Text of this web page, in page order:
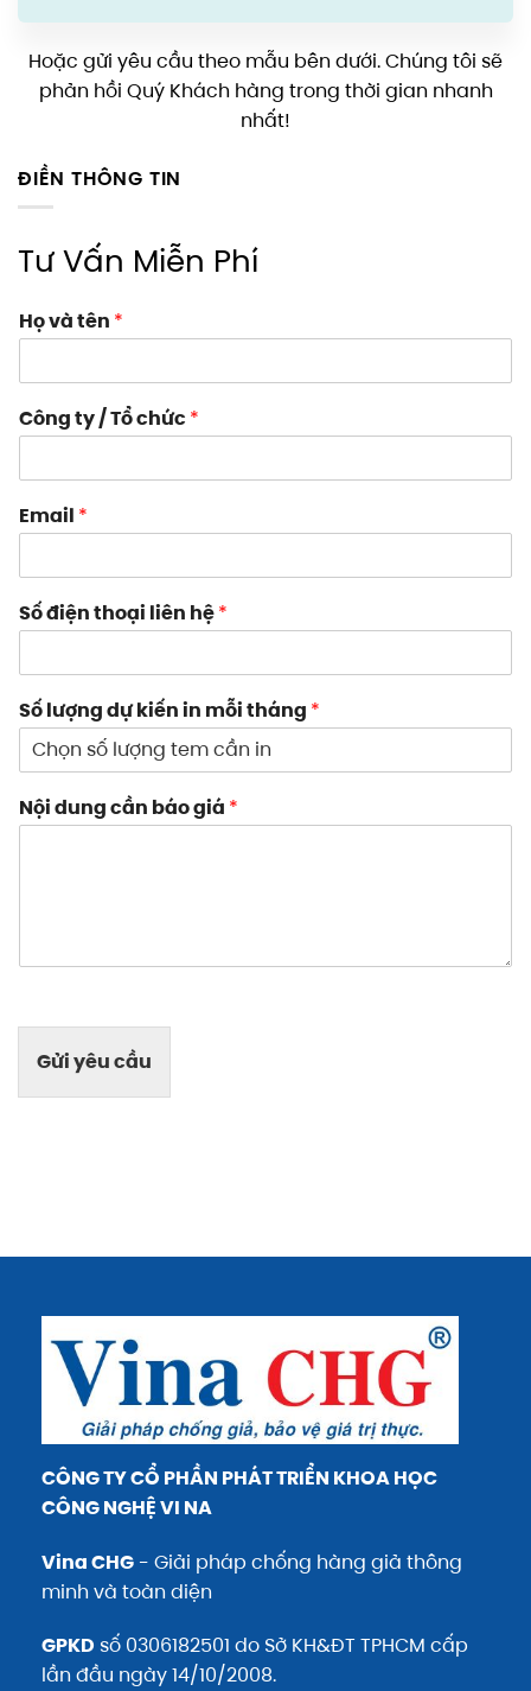
Hoặc gửi yêu cầu theo mẫu bên dưới. Chúng tôi sẽ
phản hồi Quý Khách hàng trong thời gian nhanh
nhất!
ĐIỀN THÔNG TIN
Tư Vấn Miễn Phí
Họ và tên *
Công ty / Tổ chức *
Email *
Số điện thoại liên hệ*
Số lượng dự kiến in mỗi tháng *
Nội dung cần báo giá *
Gửi yêu cầu
CÔNG TY CỔ PHẦN PHÁT TRIỂN KHOA HỌC
CÔNG NGHỆ VI NA
Vina CHG - Giải pháp chống hàng giả thông
minh và toàn diện
GPKD số 0306182501 do Sở KH&ĐT TPHCM cấp
lần đầu ngày 14/10/2008.